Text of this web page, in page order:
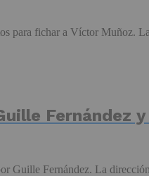
para fichar a Víctor Muñoz.
Fernández
Guille Fernández. La